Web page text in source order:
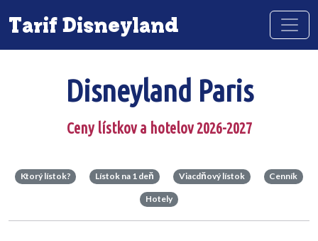
Tarif Disneyland
Disneyland Paris
Ceny lístkov a hotelov 2026-2027
Ktorý lístok? Lístok na 1 deň Viacdňový lístok Cenník
Hotely